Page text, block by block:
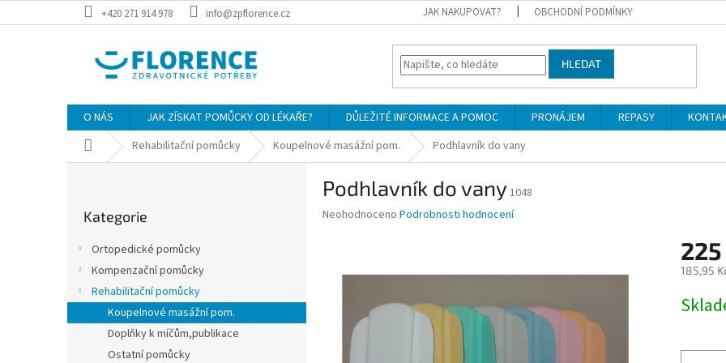
na
+420 271 914 978 info@zpflorence.cz JAK NAKUPOVAT? OBCHODNÍ PODMÍNKY
HLEDAT
O NÁS JAK ZÍSKAT POMŮCKY OD LÉKAŘE? DŮLEŽITÉ INFORMACE A POMOC PRONÁJEM REPASY
Domů Rehabilitační pomůcky Koupelnové masážní pom. Podhlavník do vany
kategorie
Kategorie
Ortopedické pomůcky
Kompenzační pomůcky
Rehabilitační pomůcky
Koupelnové masážní pom.
Doplňky k míčům,publikace
Ostatní pomůcky
Podhlavník do vany 1048
Průměrné
hvězdiček.
Neohodnoceno Podrobnosti hodnocení
225
185,95
cena: